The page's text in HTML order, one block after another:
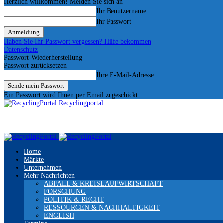
Herzlich willkommen! Melden Sie sich an
Ihr Benutzername
Ihr Passwort
Haben Sie Ihr Passwort vergessen? Hilfe bekommen
Datenschutz
Passwort-Wiederherstellung
Passwort zurücksetzen
Ihre E-Mail-Adresse
Ein Passwort wird Ihnen per Email zugeschickt.
Recyclingportal
Home
Märkte
Unternehmen
Mehr Nachrichten
ABFALL & KREISLAUFWIRTSCHAFT
FORSCHUNG
POLITIK & RECHT
RESSOURCEN & NACHHALTIGKEIT
ENGLISH